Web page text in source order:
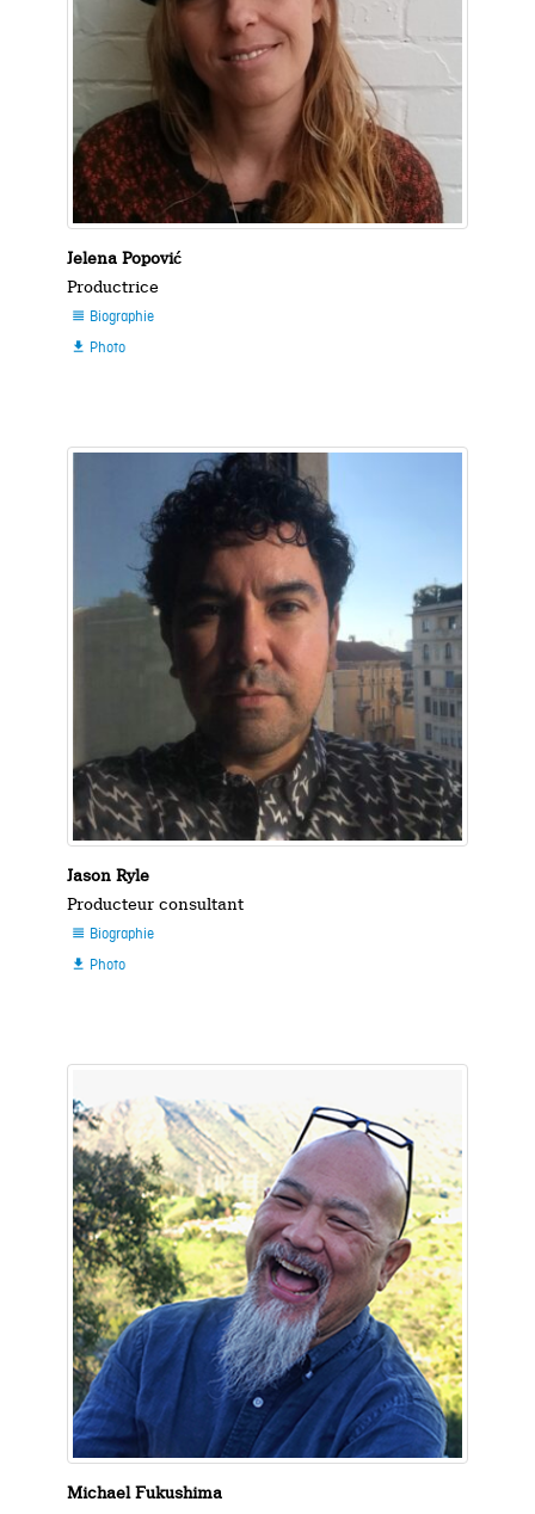
Jelena Popović
Productrice
 Biographie
 Photo
Jason Ryle
Producteur consultant
 Biographie
 Photo
Michael Fukushima